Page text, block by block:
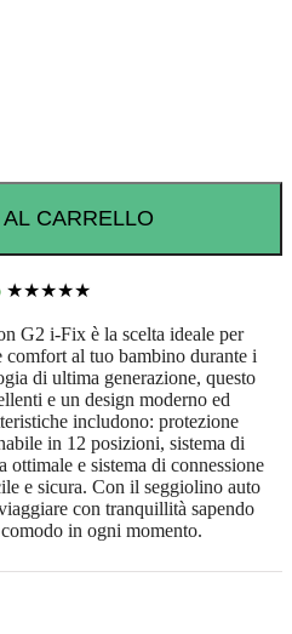
CARRELLO
★★★★★
G2 i-Fix è la scelta ideale per
comfort al tuo bambino durante i
di ultima generazione, questo
e un design moderno ed
includono: protezione
in 12 posizioni, sistema di
ottimale e sistema di connessione
e sicura. Con il seggiolino auto
con tranquillità sapendo
in ogni momento.